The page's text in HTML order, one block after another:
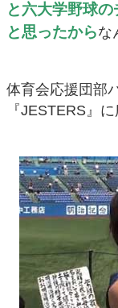
と六大学野球
と思ったからな
体育会応援団部
『JESTERS』